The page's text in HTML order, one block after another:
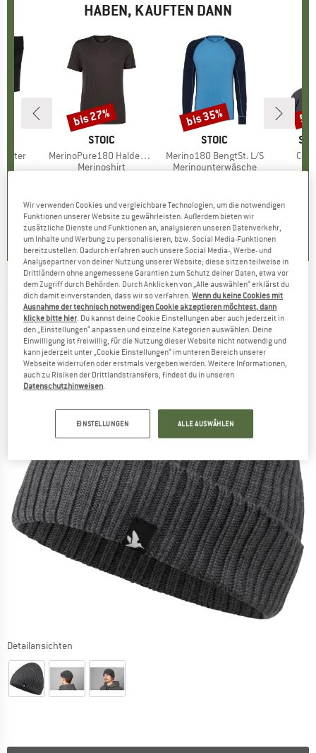
HABEN, KAUFTEN DANN
MARKE
STOIC
Artikel
MerinoPure180 HaldenSt. T-Shirt
Produktgruppe
Merinoshirt
5,0(3)
Rabatt
bis 27%
MARKE
STOIC
Artikel
Merino180 BengtSt. L/S
Produktgruppe
Merinounterwäsche
4,8(73)
Rabatt
bis 35%
SEELAND -Norite Mütze - Mütze
(0)
Detailansichten
Wir verwenden Cookies und vergleichbare Technologien, um die notwendigen
Funktionen unserer Website zu gewährleisten. Außerdem bieten wir
zusätzliche Dienste und Funktionen an, analysieren unseren Datenverkehr,
um Inhalte und Werbung zu personalisieren, bzw. Social Media-Funktionen
bereitzustellen. Dadurch erfahren auch unsere Social Media-, Werbe- und
Analysepartner von deiner Nutzung unserer Website; diese sitzen teilweise in
Drittländern ohne angemessene Garantien zum Schutz deiner Daten, etwa vor
dem Zugriff durch Behörden. Durch Anklicken von „Alle auswählen“ erklärst du
dich damit einverstanden, dass wir so verfahren.Wenn du keine Cookies mit
Ausnahme der technisch notwendigen Cookie akzeptieren möchtest, dann
klicke bitte hier. Du kannst deine Cookie Einstellungen aber auch jederzeit in
den „Einstellungen“ anpassen und einzelne Kategorien auswählen. Deine
Einwilligung ist freiwillig, für die Nutzung dieser Website nicht notwendig und
kann jederzeit unter „Cookie Einstellungen“ im unteren Bereich unserer
Webseite widerrufen oder erstmals vergeben werden. Weitere Informationen,
auch zu Risiken der Drittlandstransfers, findest du in unseren
Datenschutzhinweisen.
EINSTELLUNGEN ALLE AUSWÄHLEN